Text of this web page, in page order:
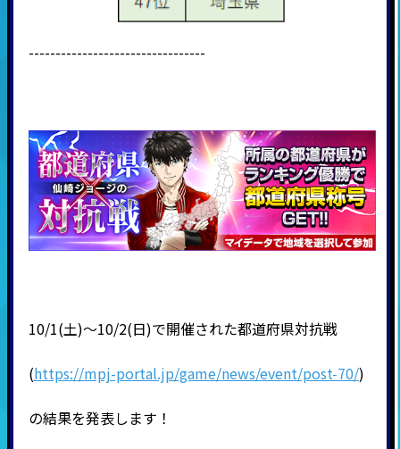
---------------------------------
10/1(土)～10/2(日)で開催された都道府県対抗戦
(https://mpj-portal.jp/game/news/event/post-70/)
の結果を発表します！